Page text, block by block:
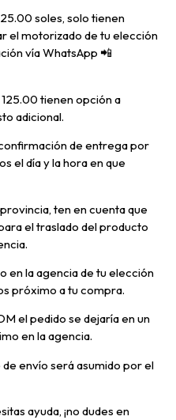
soles, solo tienen
el motorizado de tu elección
vía WhatsApp 📲
tienen opción a
adicional.
de entrega por
el día y la hora en que
ten en cuenta que
el traslado del producto
en la agencia de tu elección
próximo a tu compra.
el pedido se dejaría en un
en la agencia.
envío será asumido por el
ayuda, ¡no dudes en